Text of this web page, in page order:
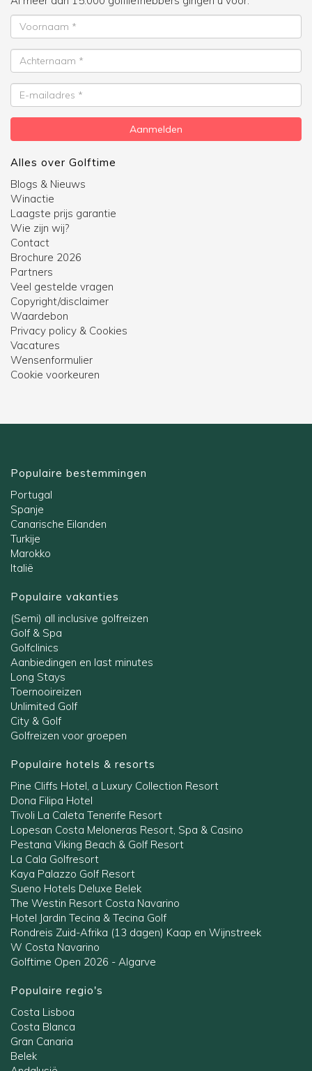
Voornaam
Achternaam
E-
mailadres
Aanmelden
Alles over Golftime
Blogs & Nieuws
Winactie
Laagste prijs garantie
Wie zijn wij?
Contact
Brochure 2026
Partners
Veel gestelde vragen
Copyright/disclaimer
Waardebon
Privacy policy & Cookies
Vacatures
Wensenformulier
Cookie voorkeuren
Populaire bestemmingen
Portugal
Spanje
Canarische Eilanden
Turkije
Marokko
Italië
Populaire vakanties
(Semi) all inclusive golfreizen
Golf & Spa
Golfclinics
Aanbiedingen en last minutes
Long Stays
Toernooireizen
Unlimited Golf
City & Golf
Golfreizen voor groepen
Populaire hotels & resorts
Pine Cliffs Hotel, a Luxury Collection Resort
Dona Filipa Hotel
Tivoli La Caleta Tenerife Resort
Lopesan Costa Meloneras Resort, Spa & Casino
Pestana Viking Beach & Golf Resort
La Cala Golfresort
Kaya Palazzo Golf Resort
Sueno Hotels Deluxe Belek
The Westin Resort Costa Navarino
Hotel Jardin Tecina & Tecina Golf
Rondreis Zuid-Afrika (13 dagen) Kaap en Wijnstreek
W Costa Navarino
Golftime Open 2026 - Algarve
Populaire regio's
Costa Lisboa
Costa Blanca
Gran Canaria
Belek